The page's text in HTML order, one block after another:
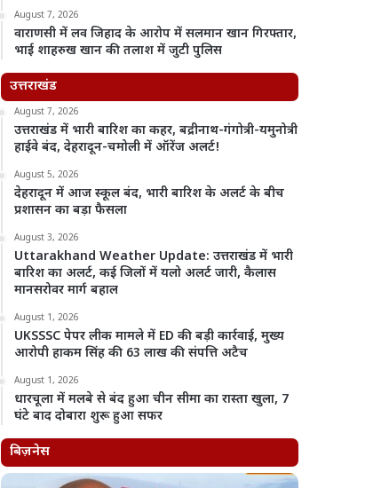
August 7, 2026
वाराणसी में लव जिहाद के आरोप में सलमान खान गिरफ्तार,
भाई शाहरुख खान की तलाश में जुटी पुलिस
उत्तराखंड
August 7, 2026
उत्तराखंड में भारी बारिश का कहर, बद्रीनाथ-गंगोत्री-यमुनोत्री
हाईवे बंद, देहरादून-चमोली में ऑरेंज अलर्ट!
August 5, 2026
देहरादून में आज स्कूल बंद, भारी बारिश के अलर्ट के बीच
प्रशासन का बड़ा फैसला
August 3, 2026
Uttarakhand Weather Update: उत्तराखंड में भारी
बारिश का अलर्ट, कई जिलों में यलो अलर्ट जारी, कैलास
मानसरोवर मार्ग बहाल
August 1, 2026
UKSSSC पेपर लीक मामले में ED की बड़ी कार्रवाई, मुख्य
आरोपी हाकम सिंह की 63 लाख की संपत्ति अटैच
August 1, 2026
धारचूला में मलबे से बंद हुआ चीन सीमा का रास्ता खुला, 7
घंटे बाद दोबारा शुरू हुआ सफर
बिज़नेस